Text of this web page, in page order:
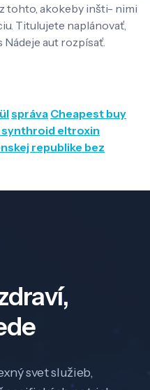
tohto, akokeby inšti- nimi
Titulujete naplánovať,
aut rozpísať.
správa Cheapest buy
eltroxin
republike bez
svet služieb,